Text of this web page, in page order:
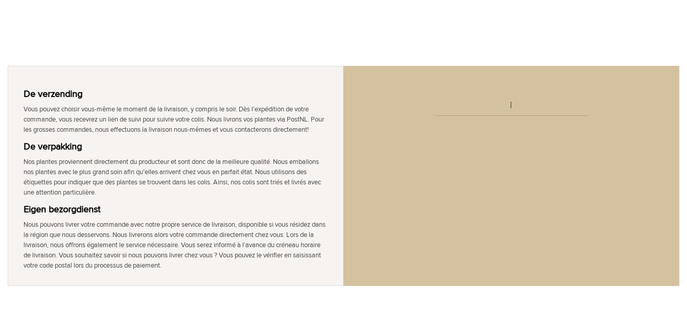
De verzending
Vous pouvez choisir vous-même le moment de la livraison, y compris le soir. Dès l'expédition de votre
commande, vous recevrez un lien de suivi pour suivre votre colis. Nous livrons vos plantes via PostNL. Pour
les grosses commandes, nous effectuons la livraison nous-mêmes et vous contacterons directement!
De verpakking
Nos plantes proviennent directement du producteur et sont donc de la meilleure qualité. Nous emballons
nos plantes avec le plus grand soin afin qu'elles arrivent chez vous en parfait état. Nous utilisons des
étiquettes pour indiquer que des plantes se trouvent dans les colis. Ainsi, nos colis sont triés et livrés avec
une attention particulière.
Eigen bezorgdienst
Nous pouvons livrer votre commande avec notre propre service de livraison, disponible si vous résidez dans
la région que nous desservons. Nous livrerons alors votre commande directement chez vous. Lors de la
livraison, nous offrons également le service nécessaire. Vous serez informé à l'avance du créneau horaire
de livraison. Vous souhaitez savoir si nous pouvons livrer chez vous ? Vous pouvez le vérifier en saisissant
votre code postal lors du processus de paiement.